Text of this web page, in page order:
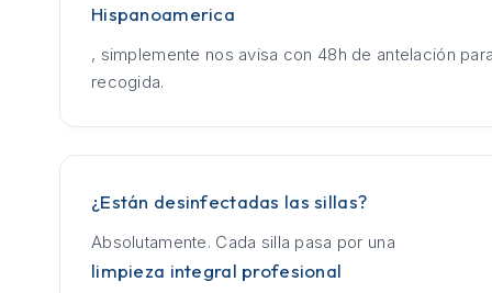
Hispanoamerica
, simplemente nos avisa con 48h de antelación
recogida.
¿Están desinfectadas las sillas?
Absolutamente. Cada silla pasa por una
limpieza integral profesional